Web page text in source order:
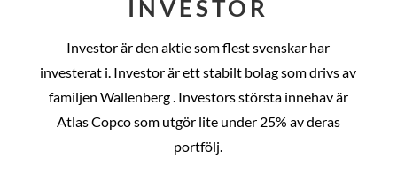
INVESTOR
Investor är den aktie som flest svenskar har
investerat i. Investor är ett stabilt bolag som drivs av
familjen Wallenberg . Investors största innehav är
Atlas Copco som utgör lite under 25% av deras
portfölj.